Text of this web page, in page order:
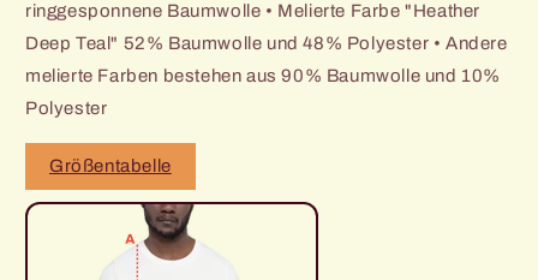
ringgesponnene Baumwolle • Melierte Farbe "Heather
Deep Teal" 52% Baumwolle und 48% Polyester • Andere
melierte Farben bestehen aus 90% Baumwolle und 10%
Polyester
Größentabelle